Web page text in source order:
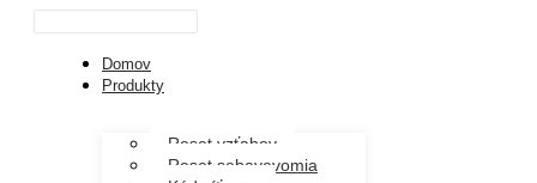
Domov
Produkty
Reset vzťahov
Reset sebavevomia